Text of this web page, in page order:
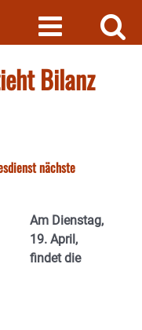
Bilanz
nächste
Am Dienstag,
19. April,
findet die